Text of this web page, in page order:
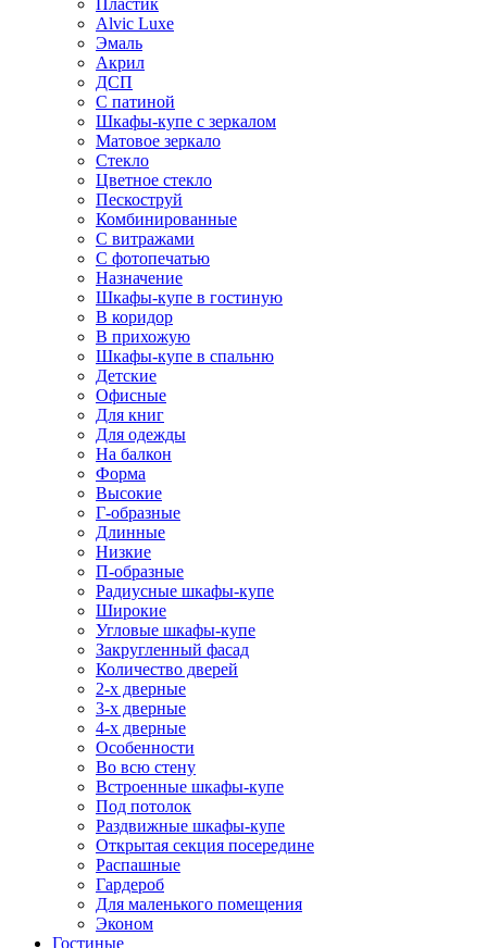
Пластик
Alvic Luxe
Эмаль
Акрил
ДСП
С патиной
Шкафы-купе с зеркалом
Матовое зеркало
Стекло
Цветное стекло
Пескоструй
Комбинированные
С витражами
С фотопечатью
Назначение
Шкафы-купе в гостиную
В коридор
В прихожую
Шкафы-купе в спальню
Детские
Офисные
Для книг
Для одежды
На балкон
Форма
Высокие
Г-образные
Длинные
Низкие
П-образные
Радиусные шкафы-купе
Широкие
Угловые шкафы-купе
Закругленный фасад
Количество дверей
2-х дверные
3-х дверные
4-х дверные
Особенности
Во всю стену
Встроенные шкафы-купе
Под потолок
Раздвижные шкафы-купе
Открытая секция посередине
Распашные
Гардероб
Для маленького помещения
Эконом
Гостиные